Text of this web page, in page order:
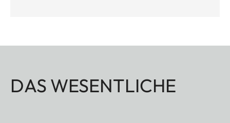
DAS WESENTLICHE